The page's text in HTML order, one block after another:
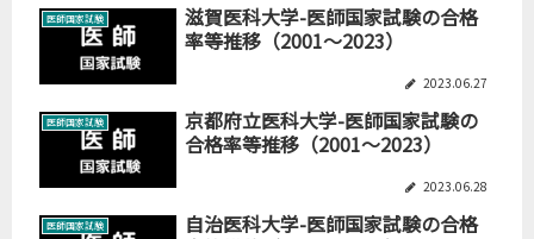
医師国家試験
滋賀医科大学-医師国家試験の合格
率等推移（2001～2023）
2023.06.27
医師国家試験
京都府立医科大学-医師国家試験の
合格率等推移（2001～2023）
2023.06.28
医師国家試験
自治医科大学-医師国家試験の合格